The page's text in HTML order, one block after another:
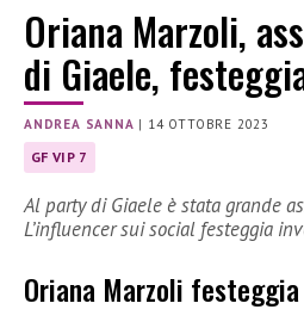
Oriana Marzoli,
di Giaele,
ANDREA SANNA | 14 OTTOBRE 2023
GF VIP 7
Al party di Giaele è stata grande
L’influencer sui social festeggia
Oriana Marzoli festeggia